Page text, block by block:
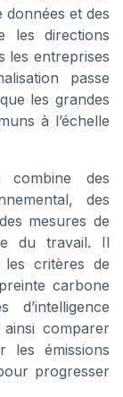
et des
les directions
les entreprises
passe
les grandes
à l’échelle
combine des
des
mesures de
du travail. Il
les critères de
carbone
comparer
les émissions
progresser